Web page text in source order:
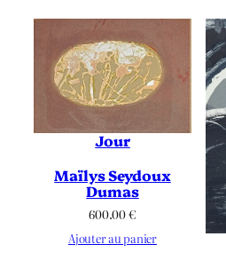
Jour
Maïlys Seydoux
Dumas
600.00€
Ajouter au panier